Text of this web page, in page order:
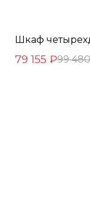
Шкаф
79 155 ₽99